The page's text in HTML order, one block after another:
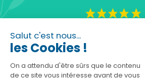
Salut c'est nous...
les Cookies !
On a attendu d'être sûrs que le contenu
de ce site vous intéresse avant de vous